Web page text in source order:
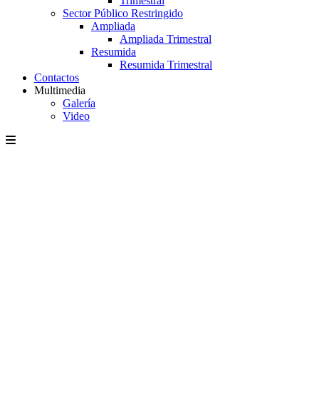
Sector Público Restringido
Ampliada
Ampliada Trimestral
Resumida
Resumida Trimestral
Contactos
Multimedia
Galería
Video